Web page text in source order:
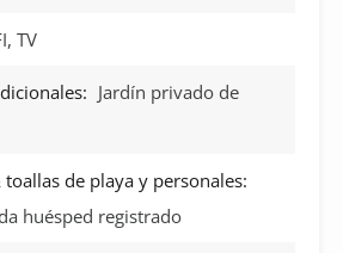
TV
Jardín privado de
toallas de playa y personales:
huésped registrado